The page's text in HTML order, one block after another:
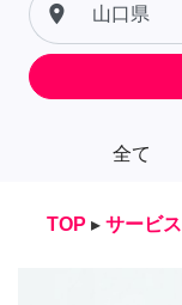
全て
place
TOP ▸ サービス